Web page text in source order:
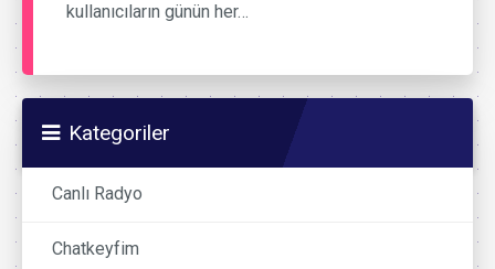
kullanıcıların günün her…
Kategoriler
Canlı Radyo
Chatkeyfim